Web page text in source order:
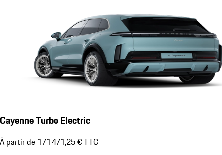
Cayenne Turbo Electric
À partir de 171 471,25 € TTC